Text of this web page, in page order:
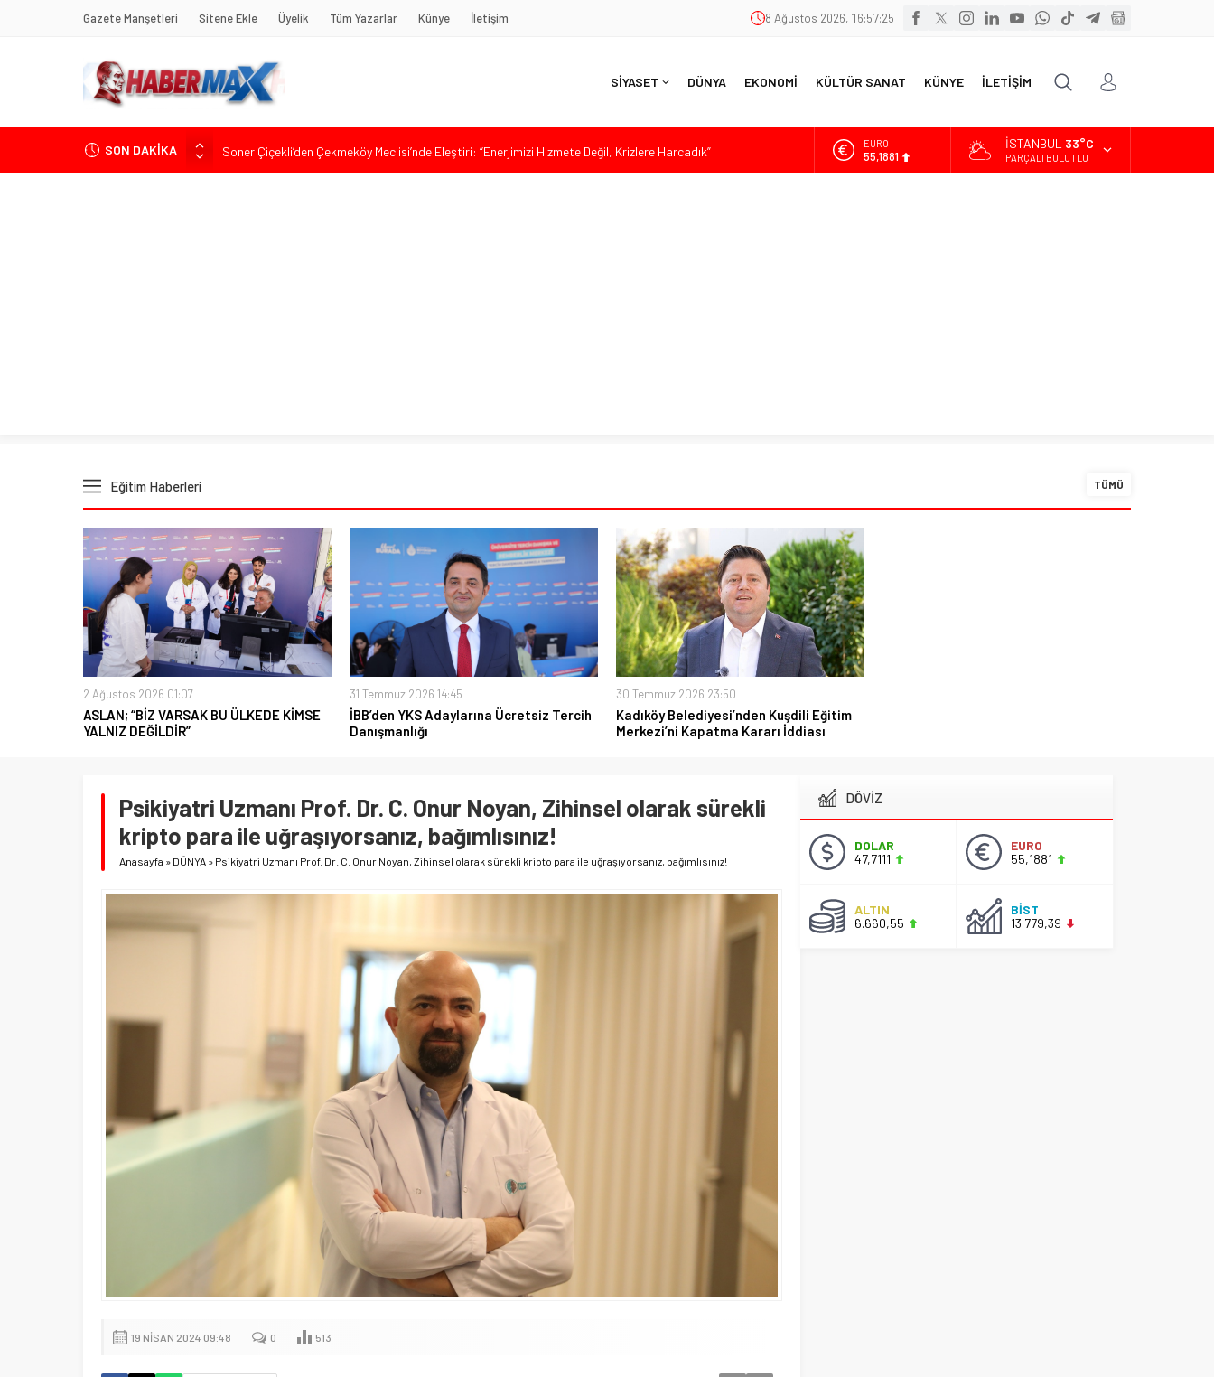
Gazete Manşetleri Sitene Ekle Üyelik Tüm Yazarlar Künye İletişim 8 Ağustos 2026, 16:57:27
SİYASET DÜNYA EKONOMİ KÜLTÜR SANAT KÜNYE İLETİŞİM
SON DAKİKA
Soner Çiçekli’den Çekmeköy Meclisi’nde Eleştiri: “Enerjimizi Hizmete Değil, Krizlere Harcadık”
Edremit’te Kaymakam Ahmet Odabaş’a Duygu Dolu Veda Gecesi
ALTIN
6.660,55
İSTANBUL 33°C
PARÇALI BULUTLU
Eğitim Haberleri TÜMÜ
2 Ağustos 2026 01:07
ASLAN; “BİZ VARSAK BU ÜLKEDE KİMSE
YALNIZ DEĞİLDİR”
31 Temmuz 2026 14:45
İBB’den YKS Adaylarına Ücretsiz Tercih
Danışmanlığı
30 Temmuz 2026 23:50
Kadıköy Belediyesi’nden Kuşdili Eğitim
Merkezi’ni Kapatma Kararı İddiası
Psikiyatri Uzmanı Prof. Dr. C. Onur Noyan, Zihinsel olarak sürekli
kripto para ile uğraşıyorsanız, bağımlısınız!
Anasayfa » DÜNYA » Psikiyatri Uzmanı Prof. Dr. C. Onur Noyan, Zihinsel olarak sürekli kripto para ile uğraşıyorsanız, bağımlısınız!
19 NISAN 2024 09:48 0 513
DÖVİZ
DOLAR
47,7111
EURO
55,1881
ALTIN
6.660,55
BİST
13.779,39